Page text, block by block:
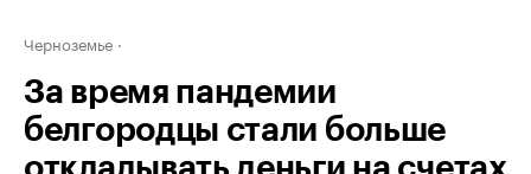
Черноземье
За время пандемии
белгородцы стали больше